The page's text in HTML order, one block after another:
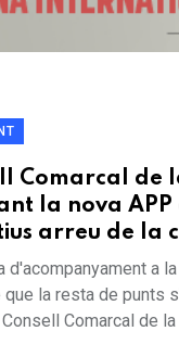
Comarcal de
la nova APP
arreu de la
d'acompanyament a
que la resta de punts
Comarcal de la